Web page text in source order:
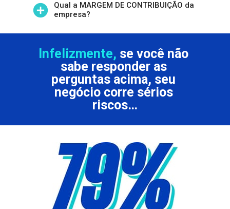
Qual a MARGEM DE CONTRIBUIÇÃO da
empresa?
Infelizmente, se você não
sabe responder as
perguntas acima, seu
negócio corre sérios
riscos…